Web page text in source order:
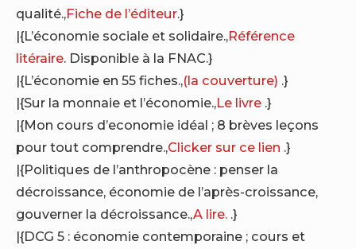
qualité.,Fiche de l’éditeur.}
|{L’économie sociale et solidaire.,Référence
litéraire. Disponible à la FNAC.}
|{L’économie en 55 fiches.,(la couverture) .}
|{Sur la monnaie et l’économie.,Le livre .}
|{Mon cours d’economie idéal ; 8 brèves leçons
pour tout comprendre.,Clicker sur ce lien .}
|{Politiques de l’anthropocène : penser la
décroissance, économie de l’après-croissance,
gouverner la décroissance.,A lire. .}
|{DCG 5 : économie contemporaine ; cours et